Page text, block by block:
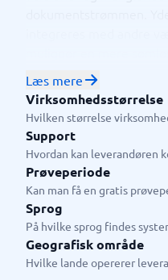
til jeres behov.
Hvem er DMS
management
til?
Platformen er et super
der er af mindre
segmentet. Dette
konkurrencedygtige
skalerbar og derfor
Læs mere
Virksomhedsstørrelse
Hvilken størrelse
Support
Hvordan kan leverandøren
Prøveperiode
Kan man få en gratis
Sprog
På hvilke sprog findes
Geografisk område
Hvilke lande opererer